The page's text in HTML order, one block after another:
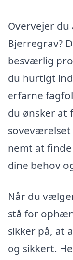
Overvejer
Bjerregrav?
besværlig
du hurtigt
erfarne
du ønsker at
nemt at
dine behov
Når du
stå for
sikker på, at
og sikkert.